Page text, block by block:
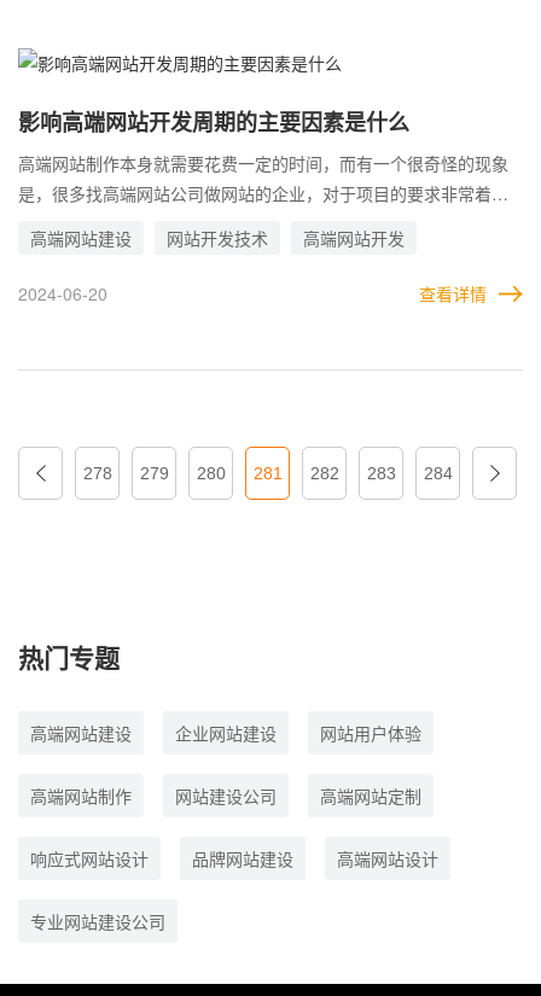
影响高端网站开发周期的主要因素是什么
高端网站制作本身就需要花费一定的时间，而有一个很奇怪的现象
是，很多找高端网站公司做网站的企业，对于项目的要求非常着
道，定制网站最为耗时。加上客户的高要求，都是影响开发周期的
重要因素。很多时候，开发周期都被反复返工所影响。所以在做高
高端网站建设 网站开发技术 高端网站开发
2024-06-20 查看详情
278 279 280 281 282 283 284
热门专题
高端网站建设 企业网站建设 网站用户体验
高端网站制作 网站建设公司 高端网站定制
响应式网站设计 品牌网站建设 高端网站设计
专业网站建设公司